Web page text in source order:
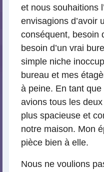
et nous souhaitions
envisagions d’avoir
conséquent, besoin
besoin d’un vrai
simple niche
bureau et mes
à peine. En tant
avions tous les
plus spacieuse et
notre maison. Mon
pièce bien à elle.
Nous ne voulions